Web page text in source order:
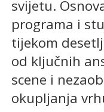
svijetu.
programa i
tijekom
od ključnih
scene i
okupljanja